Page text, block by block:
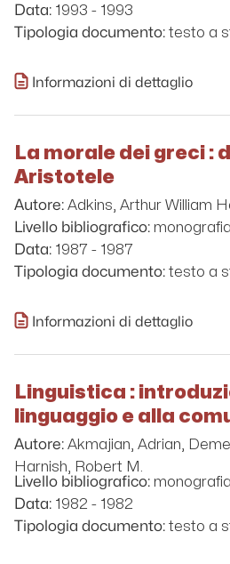
Data: 1993 - 1993
Tipologia documento: testo a
Informazioni di dettaglio
La morale dei greci :
Aristotele
Autore: Adkins, Arthur William
Livello bibliografico: monografia
Data: 1987 - 1987
Tipologia documento: testo a
Informazioni di dettaglio
Linguistica :
linguaggio e alla
Autore: Akmajian, Adrian,
Harnish, Robert M.
Livello bibliografico: monografia
Data: 1982 - 1982
Tipologia documento: testo a